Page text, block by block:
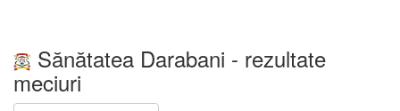
Sănătatea Darabani - rezultate
meciuri